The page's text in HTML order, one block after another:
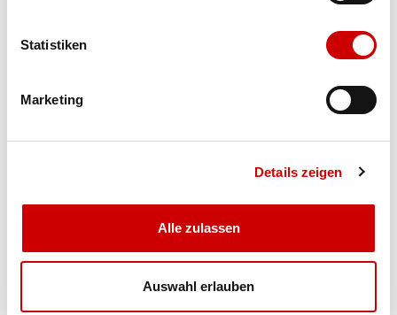
Statistiken
Marketing
Details zeigen
Alle zulassen
Auswahl erlauben
IN DEN WARENKORB
Bis 17:00 Uhr bestellen: morgen geliefert - ab CHF 50.00
Produktbeschreibung